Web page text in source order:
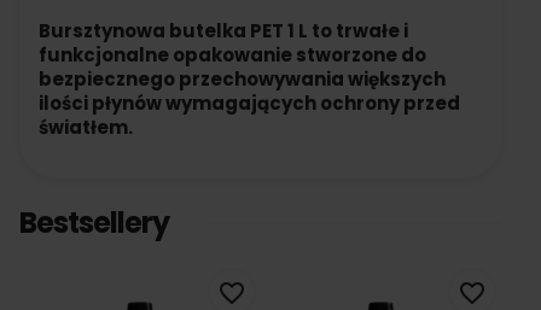
Bursztynowa butelka PET 1 L to trwałe i
funkcjonalne opakowanie stworzone do
bezpiecznego przechowywania większych
ilości płynów wymagających ochrony przed
światłem.
Bestsellery
favorite_border favorite_border